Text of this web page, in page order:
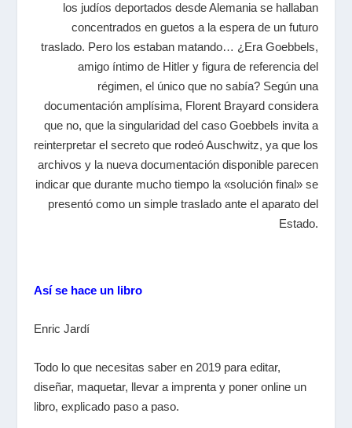
los judíos deportados desde Alemania se hallaban
concentrados en guetos a la espera de un futuro
traslado. Pero los estaban matando… ¿Era Goebbels,
amigo íntimo de Hitler y figura de referencia del
régimen, el único que no sabía? Según una
documentación amplísima, Florent Brayard considera
que no, que la singularidad del caso Goebbels invita a
reinterpretar el secreto que rodeó Auschwitz, ya que los
archivos y la nueva documentación disponible parecen
indicar que durante mucho tiempo la «solución final» se
presentó como un simple traslado ante el aparato del
Estado.
Así se hace un libro
Enric Jardí
Todo lo que necesitas saber en 2019 para editar,
diseñar, maquetar, llevar a imprenta y poner online un
libro, explicado paso a paso.